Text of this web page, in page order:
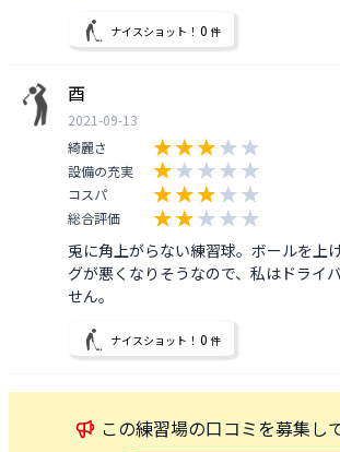
ナイスショット！ 0 件
酉
2021-09-13
綺麗さ
設備の充実
コスパ
総合評価
兎に角上がらない練習球。ボールを上
グが悪くなりそうなので、私はドライ
せん。
ナイスショット！ 0 件
この練習場の口コミを募集し